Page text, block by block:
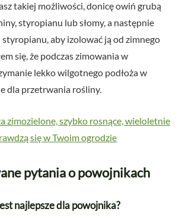
takiej możliwości, donicę owiń grubą
styropianu lub słomy, a następnie
styropianu, aby izolować ją od zimnego
się, że podczas zimowania w
lekko wilgotnego podłoża w
dla przetrwania rośliny.
zimozielone, szybko rosnące, wieloletnie
się w Twoim ogrodzie
pytania o powojnikach
najlepsze dla powojnika?